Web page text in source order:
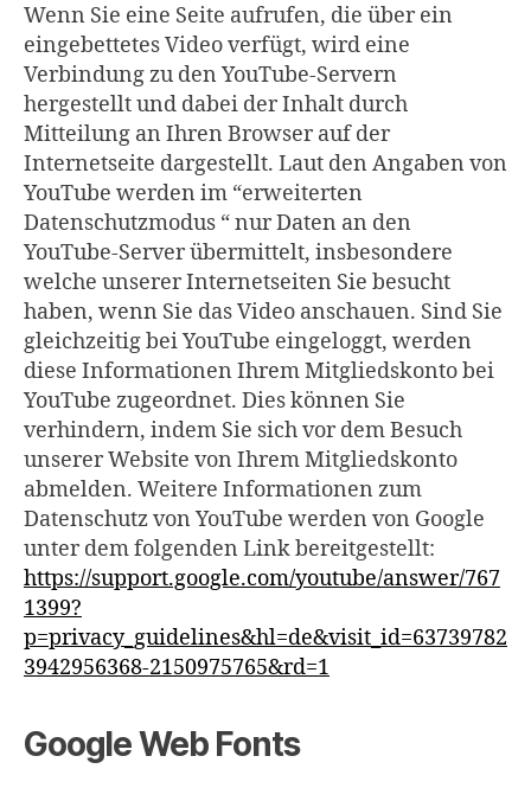
Wenn Sie eine Seite aufrufen, die über ein
eingebettetes Video verfügt, wird eine
Verbindung zu den YouTube-Servern
hergestellt und dabei der Inhalt durch
Mitteilung an Ihren Browser auf der
Internetseite dargestellt. Laut den Angaben von
YouTube werden im “erweiterten
Datenschutzmodus “ nur Daten an den
YouTube-Server übermittelt, insbesondere
welche unserer Internetseiten Sie besucht
haben, wenn Sie das Video anschauen. Sind Sie
gleichzeitig bei YouTube eingeloggt, werden
diese Informationen Ihrem Mitgliedskonto bei
YouTube zugeordnet. Dies können Sie
verhindern, indem Sie sich vor dem Besuch
unserer Website von Ihrem Mitgliedskonto
abmelden. Weitere Informationen zum
Datenschutz von YouTube werden von Google
unter dem folgenden Link bereitgestellt:
https://support.google.com/youtube/answer/767
1399?
p=privacy_guidelines&hl=de&visit_id=63739782
3942956368-2150975765&rd=1
Google Web Fonts